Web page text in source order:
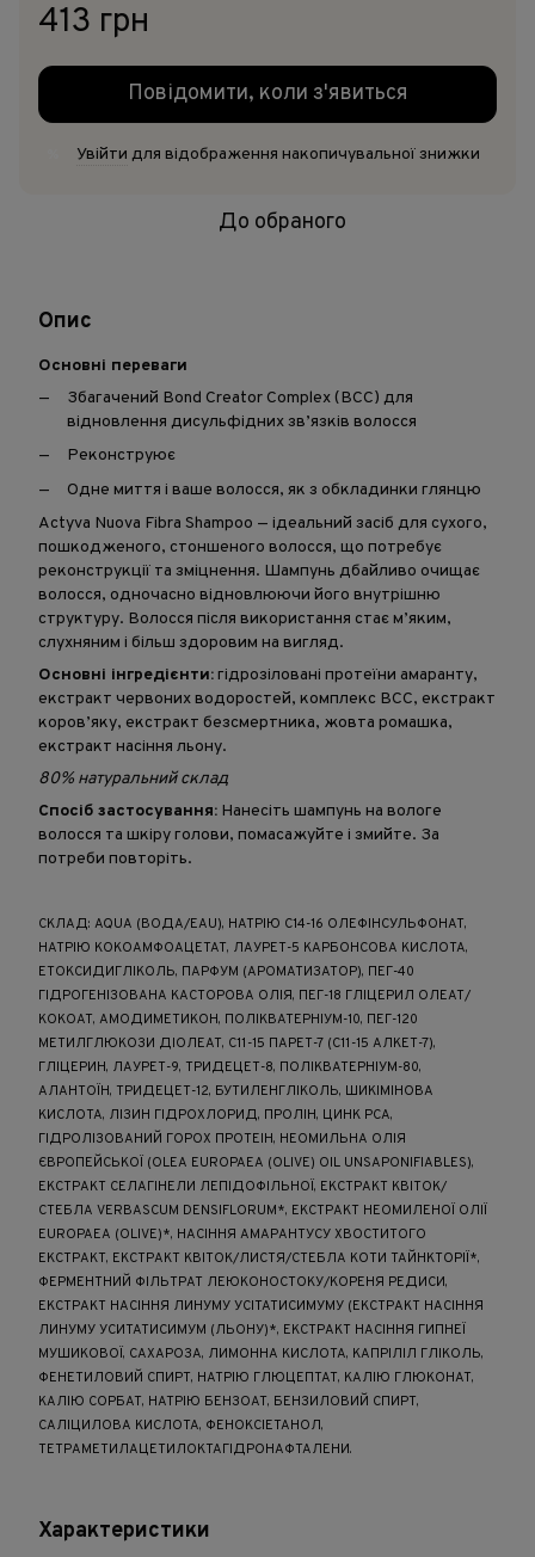
413 грн
Повідомити, коли з'явиться
Увійти для відображення накопичувальної знижки
До обраного
Опис
Основні переваги
Збагачений Bond Creator Complex (BCC) для
відновлення дисульфідних зв’язків волосся
Реконструює
Одне миття і ваше волосся, як з обкладинки глянцю
Actyva Nuova Fibra Shampoo — ідеальний засіб для сухого,
пошкодженого, стоншеного волосся, що потребує
реконструкції та зміцнення. Шампунь дбайливо очищає
волосся, одночасно відновлюючи його внутрішню
структуру. Волосся після використання стає м’яким,
слухняним і більш здоровим на вигляд.
Основні інгредієнти:гідрозіловані протеїни амаранту,
екстракт червоних водоростей, комплекс BCC, екстракт
коров’яку, екстракт безсмертника, жовта ромашка,
екстракт насіння льону.
80% натуральний склад
Спосіб застосування: Нанесіть шампунь на вологе
волосся та шкіру голови, помасажуйте і змийте. За
потреби повторіть.
СКЛАД: AQUA (ВОДА/EAU), НАТРІЮ C14-16 ОЛЕФІНСУЛЬФОНАТ,
НАТРІЮ КОКОАМФОАЦЕТАТ, ЛАУРЕТ-5 КАРБОНСОВА КИСЛОТА,
ЕТОКСИДИГЛІКОЛЬ, ПАРФУМ (АРОМАТИЗАТОР), ПЕГ-40
ГІДРОГЕНІЗОВАНА КАСТОРОВА ОЛІЯ, ПЕГ-18 ГЛІЦЕРИЛ ОЛЕАТ/
КОКОАТ, АМОДИМЕТИКОН, ПОЛІКВАТЕРНІУМ-10, ПЕГ-120
МЕТИЛГЛЮКОЗИ ДІОЛЕАТ, C11-15 ПАРЕТ-7 (C11-15 АЛКЕТ-7),
ГЛІЦЕРИН, ЛАУРЕТ-9, ТРИДЕЦЕТ-8, ПОЛІКВАТЕРНІУМ-80,
АЛАНТОЇН, ТРИДЕЦЕТ-12, БУТИЛЕНГЛІКОЛЬ, ШИКІМІНОВА
КИСЛОТА, ЛІЗИН ГІДРОХЛОРИД, ПРОЛІН, ЦИНК PCA,
ГІДРОЛІЗОВАНИЙ ГОРОХ ПРОТЕІН, НЕОМИЛЬНА ОЛІЯ
ЄВРОПЕЙСЬКОЇ (OLEA EUROPAEA (OLIVE) OIL UNSAPONIFIABLES),
ЕКСТРАКТ СЕЛАГІНЕЛИ ЛЕПІДОФІЛЬНОЇ, ЕКСТРАКТ КВІТОК/
СТЕБЛА VERBASCUM DENSIFLORUM*, ЕКСТРАКТ НЕОМИЛЕНОЇ ОЛІЇ
EUROPAEA (OLIVE)*, НАСІННЯ АМАРАНТУСУ ХВОСТИТОГО
ЕКСТРАКТ, ЕКСТРАКТ КВІТОК/ЛИСТЯ/СТЕБЛА КОТИ ТАЙНКТОРІЇ*,
ФЕРМЕНТНИЙ ФІЛЬТРАТ ЛЕЮКОНОСТОКУ/КОРЕНЯ РЕДИСИ,
ЕКСТРАКТ НАСІННЯ ЛИНУМУ УСІТАТИСИМУМУ (ЕКСТРАКТ НАСІННЯ
ЛИНУМУ УСИТАТИСИМУМ (ЛЬОНУ)*, ЕКСТРАКТ НАСІННЯ ГИПНЕЇ
МУШИКОВОЇ, САХАРОЗА, ЛИМОННА КИСЛОТА, КАПРІЛІЛ ГЛІКОЛЬ,
ФЕНЕТИЛОВИЙ СПИРТ, НАТРІЮ ГЛЮЦЕПТАТ, КАЛІЮ ГЛЮКОНАТ,
КАЛІЮ СОРБАТ, НАТРІЮ БЕНЗОАТ, БЕНЗИЛОВИЙ СПИРТ,
САЛІЦИЛОВА КИСЛОТА, ФЕНОКСІЕТАНОЛ,
ТЕТРАМЕТИЛАЦЕТИЛОКТАГІДРОНАФТАЛЕНИ.
Характеристики